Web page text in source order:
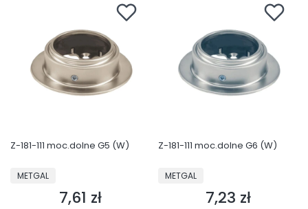
Z-181-111 moc.dolne G5 (W)
PRODUCENT
METGAL
Cena
7,61 zł
Z-181-111 moc.dolne G6 (W)
PRODUCENT
METGAL
Cena
7,23 zł